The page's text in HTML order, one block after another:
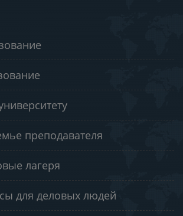
преподавателя
лагеря
для деловых людей